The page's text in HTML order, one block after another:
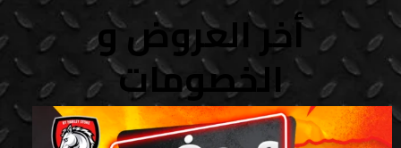
أخر العروض و
الخصومات